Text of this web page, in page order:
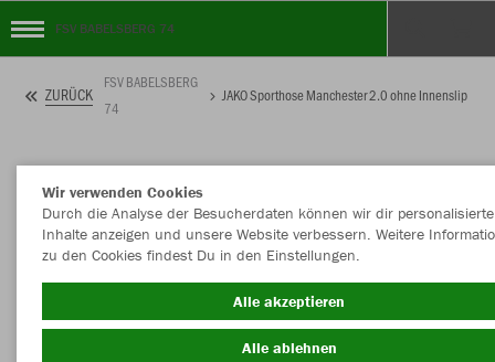
FSV BABELSBERG 74
ZURÜCK
FSV BABELSBERG
74
JAKO Sporthose Manchester 2.0 ohne Innenslip
Wir verwenden Cookies
Durch die Analyse der Besucherdaten können wir dir personalisierte
Inhalte anzeigen und unsere Website verbessern. Weitere
zu den Cookies findest Du in den Einstellungen.
Alle akzeptieren
Alle ablehnen